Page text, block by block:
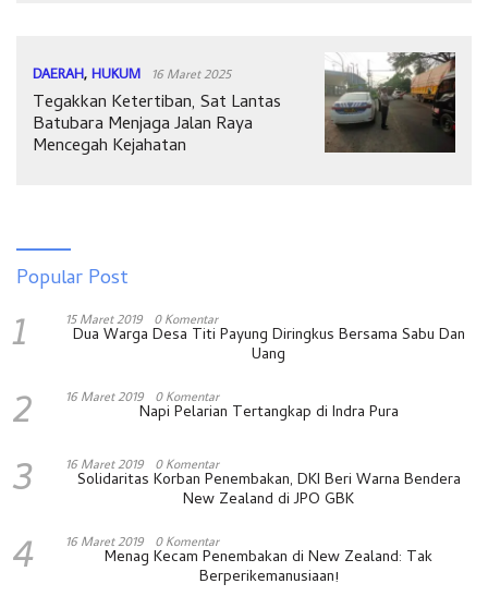
DAERAH, HUKUM 16 Maret 2025
Tegakkan Ketertiban, Sat Lantas
Batubara Menjaga Jalan Raya
Mencegah Kejahatan
Popular Post
1 15 Maret 2019 0 Komentar
Dua Warga Desa Titi Payung Diringkus Bersama Sabu Dan
Uang
2 16 Maret 2019 0 Komentar
Napi Pelarian Tertangkap di Indra Pura
3 16 Maret 2019 0 Komentar
Solidaritas Korban Penembakan, DKI Beri Warna Bendera
New Zealand di JPO GBK
4 16 Maret 2019 0 Komentar
Menag Kecam Penembakan di New Zealand: Tak
Berperikemanusiaan!